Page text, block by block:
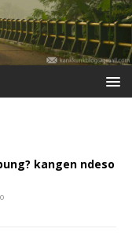
kangen ndeso